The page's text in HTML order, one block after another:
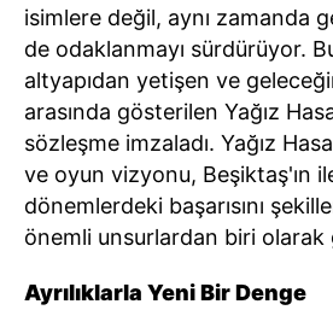
isimlere değil, aynı zamanda
de odaklanmayı sürdürüyor.
altyapıdan yetişen ve
arasında gösterilen Yağız
sözleşme imzaladı. Yağız
ve oyun vizyonu, Beşiktaş'ın
dönemlerdeki başarısını
önemli unsurlardan biri olarak
Ayrılıklarla Yeni Bir Denge